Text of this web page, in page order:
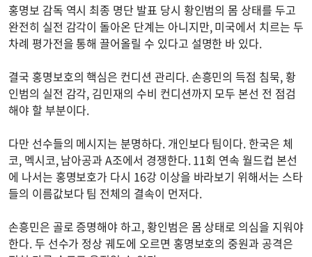
홍명보 감독 역시 최종 명단 발표 당시 황인범의 몸 상태를 두고
완전히 실전 감각이 돌아온 단계는 아니지만, 미국에서 치르는 두
차례 평가전을 통해 끌어올릴 수 있다고 설명한 바 있다.
결국 홍명보호의 핵심은 컨디션 관리다. 손흥민의 득점 침묵, 황
인범의 실전 감각, 김민재의 수비 컨디션까지 모두 본선 전 점검
해야 할 부분이다.
다만 선수들의 메시지는 분명하다. 개인보다 팀이다. 한국은 체
코, 멕시코, 남아공과 A조에서 경쟁한다. 11회 연속 월드컵 본선
에 나서는 홍명보호가 다시 16강 이상을 바라보기 위해서는 스타
들의 이름값보다 팀 전체의 결속이 먼저다.
손흥민은 골로 증명해야 하고, 황인범은 몸 상태로 의심을 지워야
한다. 두 선수가 정상 궤도에 오르면 홍명보호의 중원과 공격은